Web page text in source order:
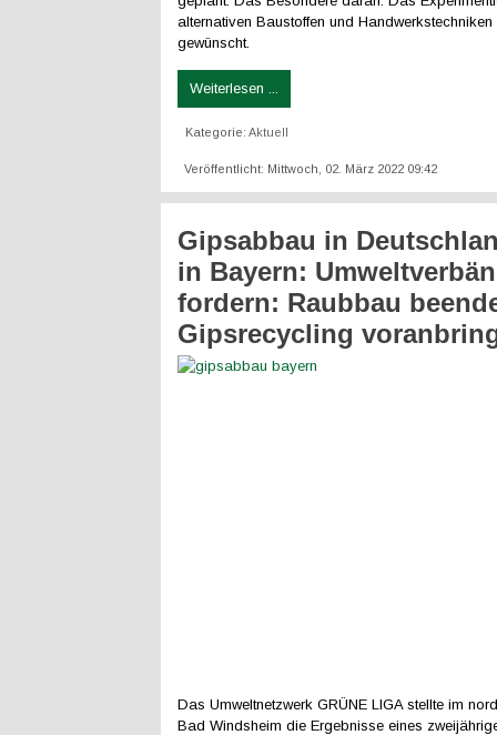
alternativen Baustoffen und
gewünscht.
Weiterlesen ...
Kategorie: Aktuell
Veröffentlicht: Mittwoch, 02. März 2022 09:42
Gipsabbau in
in Bayern:
fordern: Raubbau
Gipsrecycling
Das Umweltnetzwerk GRÜNE LIGA stellte im
Bad Windsheim die Ergebnisse eines